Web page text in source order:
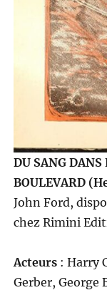
DU SANG
BOULEVARD
John Ford,
chez Rimini
Acteurs: Harry
Gerber, George